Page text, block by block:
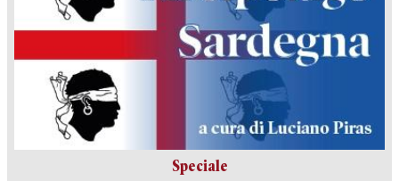
Speciale